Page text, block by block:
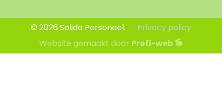
© 2026 Solide Personeel.
Privacy policy
Website gemaakt door Profi-web